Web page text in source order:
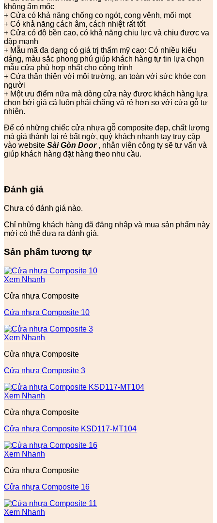
không ẩm mốc
+ Cửa có khả năng chống co ngót, cong vênh, mối mọt
+ Có khả năng cách âm, cách nhiệt rất tốt
+ Cửa có độ bền cao, có khả năng chịu lực và chịu được va
đập mạnh
+ Mẫu mã đa dạng có giá trị thẩm mỹ cao: Có nhiều kiểu
dáng, màu sắc phong phú giúp khách hàng tự tin lựa chọn
mẫu cửa phù hợp nhất cho công trình
+ Cửa thân thiện với môi trường, an toàn với sức khỏe con
người
+ Một ưu điểm nữa mà dòng cửa này được khách hàng lựa
chọn bởi giá cả luôn phải chăng và rẻ hơn so với cửa gỗ tự
nhiên.
Để có những chiếc cửa nhựa gỗ composite đẹp, chất lượng
mà giá thành lại rẻ bất ngờ, quý khách nhanh tay truy cập
vào website Sài Gòn Door, nhân viên công ty sẽ tư vấn và
giúp khách hàng đặt hàng theo nhu cầu.
Đánh giá
Chưa có đánh giá nào.
Chỉ những khách hàng đã đăng nhập và mua sản phẩm này
mới có thể đưa ra đánh giá.
Sản phẩm tương tự
Xem Nhanh
Cửa nhựa Composite
Cửa nhựa Composite 10
Xem Nhanh
Cửa nhựa Composite
Cửa nhựa Composite 3
Xem Nhanh
Cửa nhựa Composite
Cửa nhựa Composite KSD117-MT104
Xem Nhanh
Cửa nhựa Composite
Cửa nhựa Composite 16
Xem Nhanh